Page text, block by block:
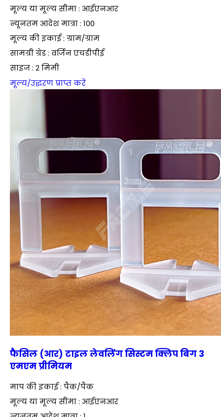
मूल्य या मूल्य सीमा : आईएनआर
न्यूनतम आदेश मात्रा : 100
मूल्य की इकाई : ग्राम/ग्राम
सामग्री ग्रेड : वर्जिन एचडीपीई
साइज : 2 मिमी
मूल्य/उद्धरण प्राप्त करें
फैसिल (आर) टाइल लेवलिंग सिस्टम क्लिप बिग 3
एमएम प्रीमियम
माप की इकाई : पैक/पैक
मूल्य या मूल्य सीमा : आईएनआर